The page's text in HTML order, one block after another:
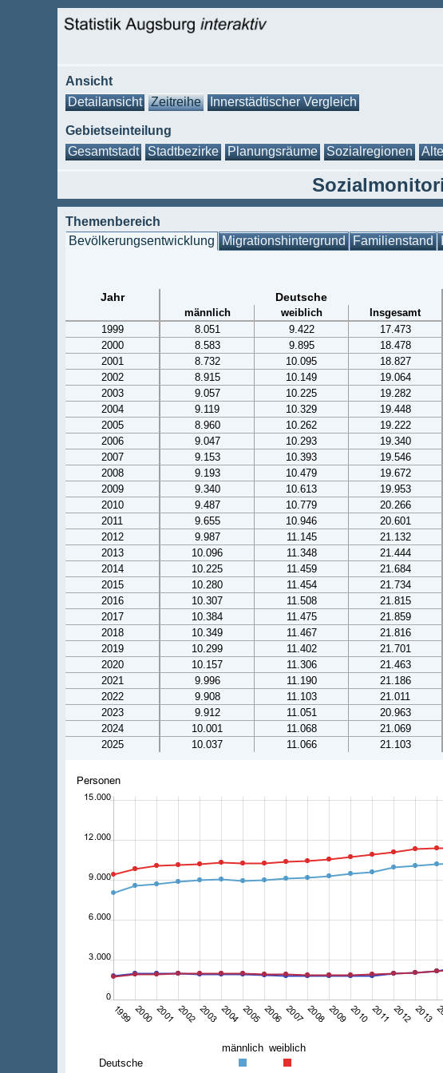
Ansicht
Detailansicht
Zeitreihe Innerstädtischer Vergleich
Gebietseinteilung
Gesamtstadt
Stadtbezirke Planungsräume Sozialregionen
Themenbereich
Bevölkerungsentwicklung Migrationshintergrund Familienstand
Jahr Deutsche
männlich weiblich Insgesamt
1999
8.051 9.422 17.473
2000
8.583 9.895 18.478
2001
8.732 10.095 18.827
2002
8.915 10.149 19.064
2003
9.057 10.225 19.282
2004
9.119 10.329 19.448
2005
8.960 10.262 19.222
2006
9.047 10.293 19.340
2007
9.153 10.393 19.546
2008
9.193 10.479 19.672
2009
9.340 10.613 19.953
2010
9.487 10.779 20.266
2011
9.655 10.946 20.601
2012
9.987 11.145 21.132
2013
10.096 11.348 21.444
2014
10.225 11.459 21.684
2015
10.280 11.454 21.734
2016
10.307 11.508 21.815
2017
10.384 11.475 21.859
2018
10.349 11.467 21.816
2019
10.299 11.402 21.701
2020
10.157 11.306 21.463
2021
9.996 11.190 21.186
2022
9.908 11.103 21.011
2023
9.912 11.051 20.963
2024
10.001 11.068 21.069
2025
10.037 11.066 21.103
männlich weiblich
Deutsche